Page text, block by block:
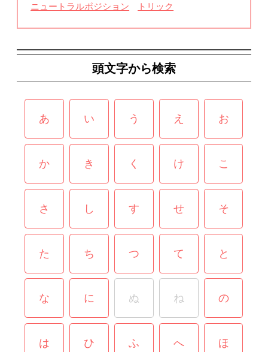
ニュートラルポジション
トリック
頭文字から検索
あ い う え お
か き く け こ
さ し す せ そ
た ち つ て と
な に ぬ ね の
は ひ ふ へ ほ